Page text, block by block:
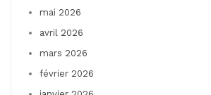
mai 2026
avril 2026
mars 2026
février 2026